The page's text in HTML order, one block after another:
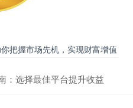
把握市场先机，实现财富增值
：选择最佳平台提升收益